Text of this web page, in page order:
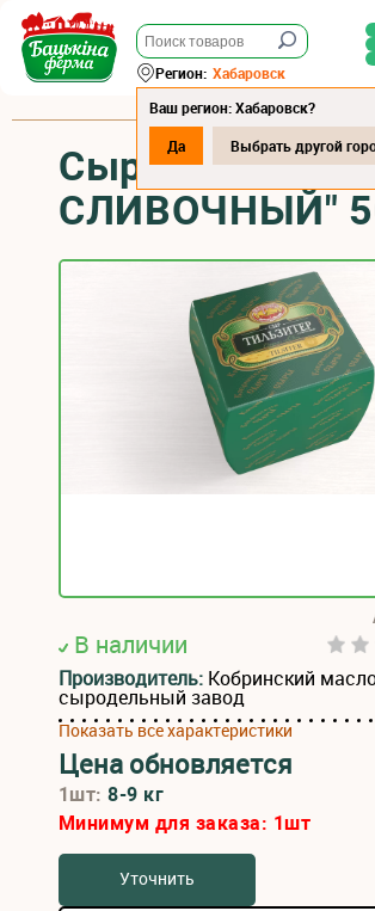
Регион: Хабаровск
Ваш регион: Хабаровск?
Да
Выбрать другой
Сыр
СЛИВОЧНЫЙ"
В наличии
Производитель: Кобринский
сыродельный завод
Показать все характеристики
Цена обновляется
1шт:8-9 кг
Минимум для заказа: 1шт
Уточнить